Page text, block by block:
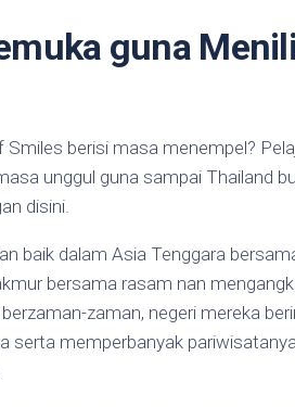
guna
Smiles berisi masa menempel?
unggul guna sampai Thailand
disini.
baik dalam Asia Tenggara
bersama rasam nan
zaman, negeri mereka
serta memperbanyak